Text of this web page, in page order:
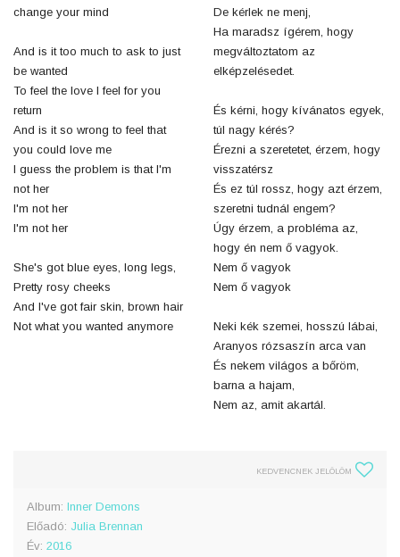
change your mind
And is it too much to ask to just
be wanted
To feel the love I feel for you
return
And is it so wrong to feel that
you could love me
I guess the problem is that I'm
not her
I'm not her
I'm not her
She's got blue eyes, long legs,
Pretty rosy cheeks
And I've got fair skin, brown hair
Not what you wanted anymore
De kérlek ne menj,
Ha maradsz ígérem, hogy
megváltoztatom az
elképzelésedet.
És kérni, hogy kívánatos egyek,
túl nagy kérés?
Érezni a szeretetet, érzem, hogy
visszatérsz
És ez túl rossz, hogy azt érzem,
szeretni tudnál engem?
Úgy érzem, a probléma az,
hogy én nem ő vagyok.
Nem ő vagyok
Nem ő vagyok
Neki kék szemei, hosszú lábai,
Aranyos rózsaszín arca van
És nekem világos a bőröm,
barna a hajam,
Nem az, amit akartál.
KEDVENCNEK JELÖLÖM
Album: Inner Demons
Előadó: Julia Brennan
Év: 2016